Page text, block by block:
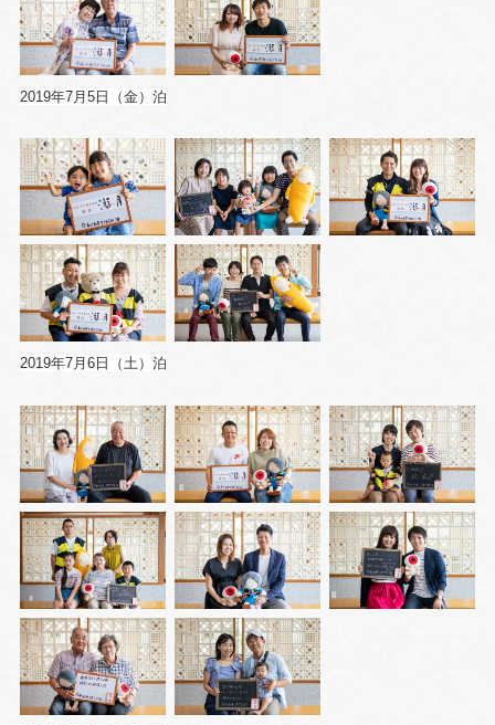
2019年7月5日（金）泊
2019年7月6日（土）泊